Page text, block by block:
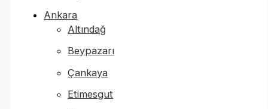
Ankara
Altındağ
Beypazarı
Çankaya
Etimesgut